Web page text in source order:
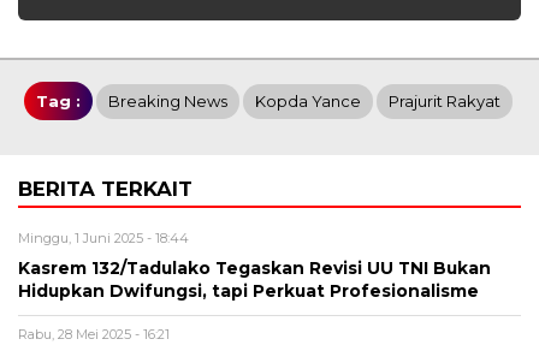
Tag : Breaking News Kopda Yance Prajurit Rakyat
BERITA TERKAIT
Minggu, 1 Juni 2025 - 18:44
Kasrem 132/Tadulako Tegaskan Revisi UU TNI Bukan
Hidupkan Dwifungsi, tapi Perkuat Profesionalisme
Rabu, 28 Mei 2025 - 16:21